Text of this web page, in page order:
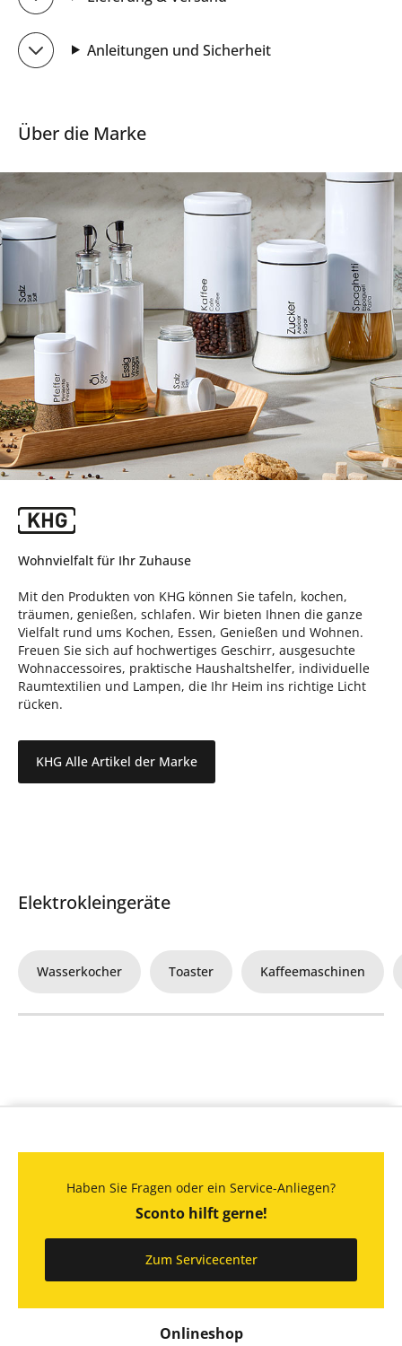
Anleitungen und Sicherheit
Über die Marke
Wohnvielfalt für Ihr Zuhause
Mit den Produkten von KHG können Sie tafeln, kochen,
träumen, genießen, schlafen. Wir bieten Ihnen die ganze
Vielfalt rund ums Kochen, Essen, Genießen und Wohnen.
Freuen Sie sich auf hochwertiges Geschirr, ausgesuchte
Wohnaccessoires, praktische Haushaltshelfer, individuelle
Raumtextilien und Lampen, die Ihr Heim ins richtige Licht
rücken.
KHG Alle Artikel der Marke
Elektrokleingeräte
Wasserkocher Toaster Kaffeemaschinen
Onlineshop
Haben Sie Fragen oder ein Service-Anliegen?
Sconto hilft gerne!
Zum Servicecenter